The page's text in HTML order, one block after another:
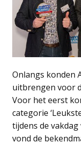
Onlangs konden
uitbrengen voor
Voor het eerst
categorie
tijdens de
vond de